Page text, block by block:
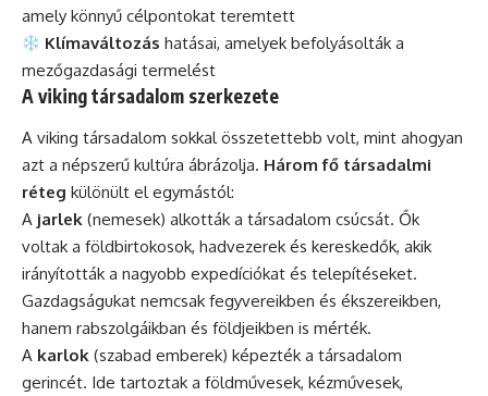
amely könnyű célpontokat teremtett
Klímaváltozás hatásai, amelyek befolyásolták a
mezőgazdasági termelést
A viking társadalom szerkezete
A viking társadalom sokkal összetettebb volt, mint ahogyan
azt a népszerű kultúra ábrázolja. Három fő társadalmi
réteg különült el egymástól:
A jarlek (nemesek) alkották a társadalom csúcsát. Ők
voltak a földbirtokosok, hadvezerek és kereskedők, akik
irányították a nagyobb expedíciókat és telepítéseket.
Gazdagságukat nemcsak fegyvereikben és ékszereikben,
hanem rabszolgáikban és földjeikben is mérték.
A karlok (szabad emberek) képezték a társadalom
gerincét. Ide tartoztak a földművesek, kézművesek,